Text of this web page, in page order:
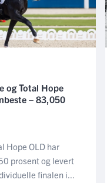
og Total Hope
– 83,050
Hope OLD har
prosent og levert
finalen i...